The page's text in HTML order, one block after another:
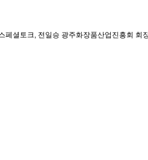
페셜토크, 전일승 광주화장품산업진흥회 회